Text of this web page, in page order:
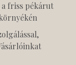
friss pékárut